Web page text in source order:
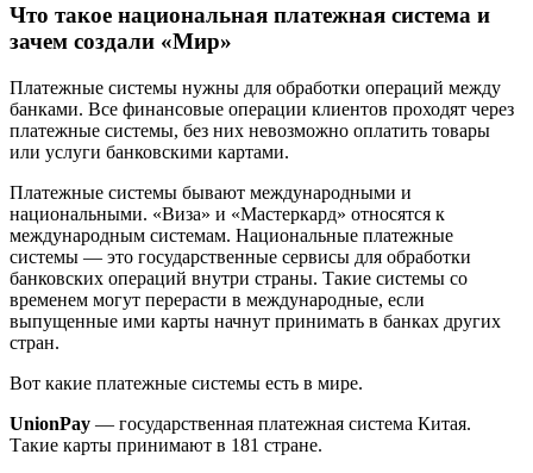
Что такое национальная платежная система и
зачем создали «Мир»
Платежные системы нужны для обработки операций между
банками. Все финансовые операции клиентов проходят через
платежные системы, без них невозможно оплатить товары
или услуги банковскими картами.
Платежные системы бывают международными и
национальными. «Виза» и «Мастеркард» относятся к
международным системам. Национальные платежные
системы — это государственные сервисы для обработки
банковских операций внутри страны. Такие системы со
временем могут перерасти в международные, если
выпущенные ими карты начнут принимать в банках других
стран.
Вот какие платежные системы есть в мире.
UnionPay — государственная платежная система Китая.
Такие карты принимают в 181 стране.